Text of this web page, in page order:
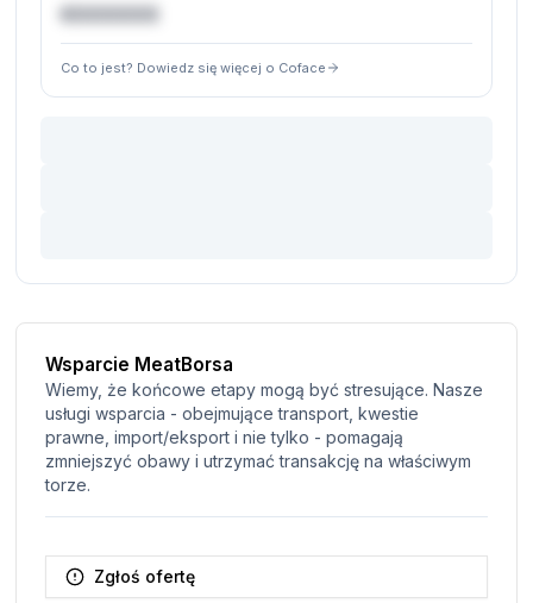
€XXXXXX
Co to jest? Dowiedz się więcej o Coface
Wsparcie MeatBorsa
Wiemy, że końcowe etapy mogą być stresujące. Nasze
usługi wsparcia - obejmujące transport, kwestie
prawne, import/eksport i nie tylko - pomagają
zmniejszyć obawy i utrzymać transakcję na właściwym
torze.
Zgłoś ofertę